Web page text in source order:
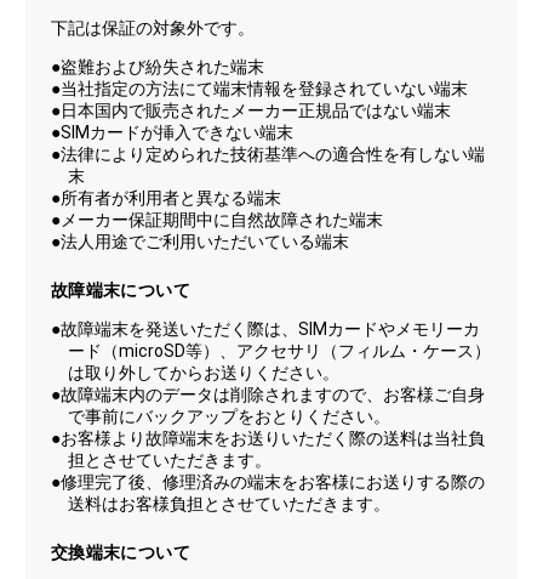
下記は保証の対象外です。
●盗難および紛失された端末
●当社指定の方法にて端末情報を登録されていない端末
●日本国内で販売されたメーカー正規品ではない端末
●SIMカードが挿入できない端末
●法律により定められた技術基準への適合性を有しない端
末
●所有者が利用者と異なる端末
●メーカー保証期間中に自然故障された端末
●法人用途でご利用いただいている端末
故障端末について
●故障端末を発送いただく際は、SIMカードやメモリーカ
ード（microSD等）、アクセサリ（フィルム・ケース）
は取り外してからお送りください。
●故障端末内のデータは削除されますので、お客様ご自身
で事前にバックアップをおとりください。
●お客様より故障端末をお送りいただく際の送料は当社負
担とさせていただきます。
●修理完了後、修理済みの端末をお客様にお送りする際の
送料はお客様負担とさせていただきます。
交換端末について